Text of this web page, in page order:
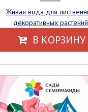
Живая вода для лиственных
декоративных растений
В КОРЗИНУ